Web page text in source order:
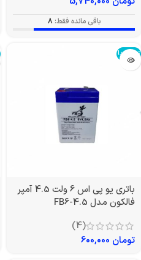
باقی مانده فقط: 8
تمام شد!
باتری یو پی اس 6 ولت 4.5 آمپر
فالکون مدل FB6-4.5
(4)
تومان